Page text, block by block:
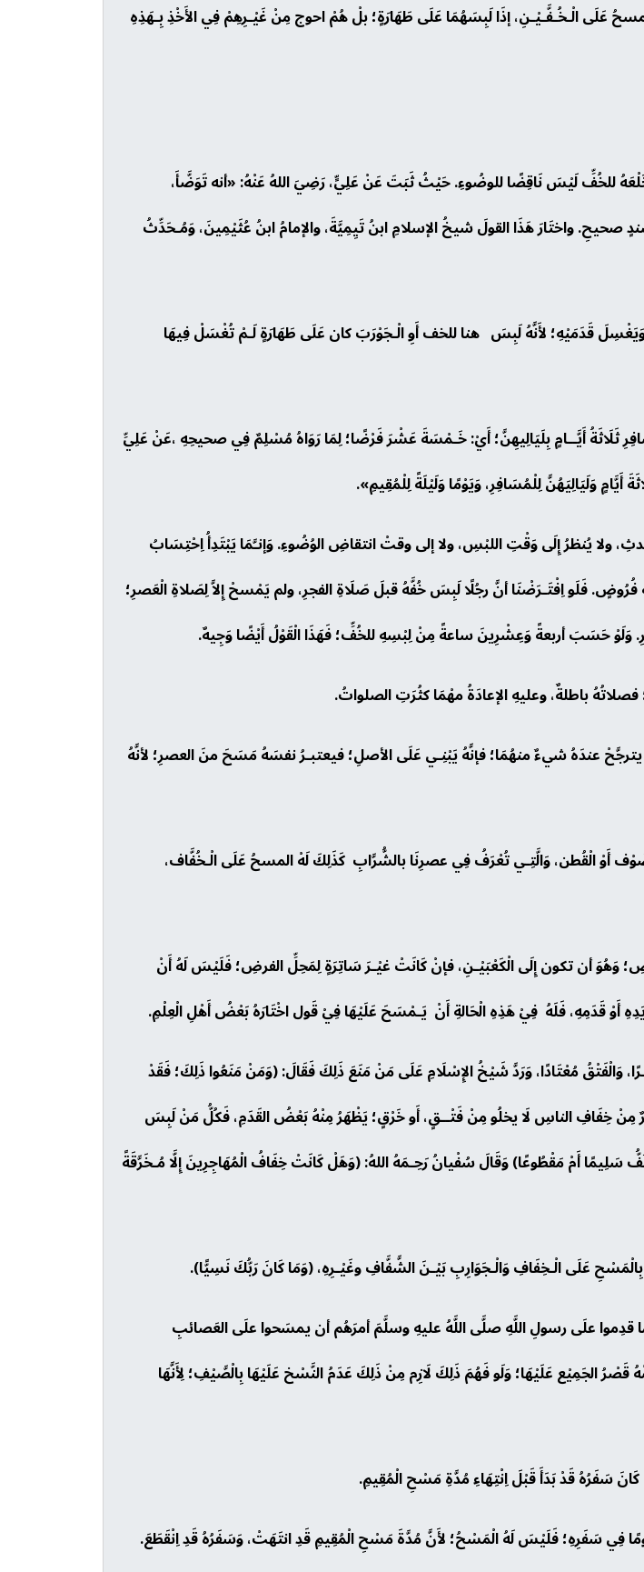
عَلَى الْـخُـفَّـيْـنِ، إذَا لَبِسَهُمَا عَلَى طَهَارَةٍ؛ بلْ هُمْ احوج مِنْ غَيْـرِهِمْ فِي الأَخْذِ بِـهَذِهِ
خَلْعَهُ للخُفِّ لَيْسَ نَاقِضًا للوضُوءِ. حَيْثُ ثَبَتَ عَنْ عَلِيٍّ، رَضِيَ اللهُ عَنْهُ: «أنه تَوَضَّأَ،
واختَارَ هَذَا القولَ شيخُ الإسلامِ ابنُ تَيِمِيَّةَ، والإمامُ ابنُ عُثَيْمِينَ، وَمُـحَدِّثُ
قَدَمَيْهِ؛ لأَنَّهُ لَبِسَ هنا للخف أَوِ الْـجَوْرَبَ كان عَلَى طَهَارَةٍ لَـمْ تُغْسَلْ فِيهَا
ثَلَاثَةُ أَيَّــامٍ بِلَيَالِيهِنَّ؛ أَيْ: خَـمْسَةَ عَشْرَ فَرْضًا؛ لِمَا رَوَاهُ مُسْلِمٌ فِي صحيحِهِ ،عَنْ عَلِيِّ
وَلَيَالِيَهُنَّ لِلْمُسَافِرِ، وَيَوْمًا وَلَيْلَةً لِلْمُقِيمِ».
يُنظرُ إِلَى وَقْتِ اللبْسِ، ولا إلى وقتْ انتقاضِ الوُضُوءِ. وَإنـَّمَا يَبْتَدِأُ اِحْتِسَابُ
فَلَو اِفْتَـرَضْنَا أنَّ رجُلًا لَبِسَ خُفَّهُ قبلَ صَلَاةِ الفجرِ، ولم يَمْسحْ إِلاَّ لِصَلاةِ الْعَصرِ؛
وَلَوْ حَسَبَ أربعةً وَعِشْرِينَ ساعةً مِنْ لِبْسِهِ للخُفِّ؛ فَهَذَا الْقَوْلُ أَيْضًا وَجِيهٌ.
باطلةٌ، وعليهِ الإعادَةُ مهْمَا كثُرَتِ الصلواتُ.
عندَهُ شيءٌ منهُمَا؛ فإنَّهُ يَبْنِـي عَلَى الأصلِ؛ فيعتبـرُ نفسَهُ مَسَحَ منَ العصرِ؛ لأنَّهُ
أَوْ الْقُطن، وَالَّتِـي تُعْرَفُ فِي عصرِنَا بالشُّرَّابِ كَذَلِكَ لَهْ المسحُ عَلَى الْـخُفَّاف،
وَهُوَ أن تكون إِلَى الْكَعْبَيْـنِ، فإنْ كَانَتْ غيْـرَ سَاتِرَةٍ لِمَحِلِّ الفرضِ؛ فَلَيْسَ لَهُ أَنْ
أَوْ قَدَمِهِ، فَلَهُ فِيْ هَذِهِ الْحَالةِ أَنْ يَـمْسَحَ عَلَيْهَا فِيْ قَول اخْتَارَهُ بَعْضُ أَهْلِ الْعِلْمِ.
وَالْفَتْقُ مُعْتَادًا، وَرَدَّ شَيْخُ الإِسْلَامِ عَلَى مَنْ مَنَعَ ذَلِكَ فَقَالَ: (وَمَنْ مَنَعُوا ذَلِكَ؛ فَقَدْ
مِنْ خِفَافِ الناسِ لَا يخلُو مِنْ فَتْــقٍ، أَو خَرْقٍ؛ يَظْهَرُ مِنْهُ بَعْضُ القَدَمِ، فَكُلُّ مَنْ لَبِسَ
سَلِيمًا أَمْ مَقْطُوعًا) وَقَالَ سُفْيانُ رَحِـمَهُ اللهُ: (وَهَلْ كَانَتْ خِفَافُ الْمُهَاجِرِينَ إِلَّا مُـخَرَّقَةً
عَلَى الْـخِفَافِ وَالْـجَوَارِبِ بَيْـنَ الشَّفَّافِ وغَيْـرِهِ، (وَمَا كَانَ رَبُّكَ نَسِيًّا).
علَى رسولِ اللَّهِ صلَّى اللَّهُ عليهِ وسلَّمَ أمرَهُم أن يمسَحوا علَى العَصائبِ
قَصْرُ الجَمِيْع عَلَيْهَا؛ وَلَو فَهُمَ ذَلِكَ لَازِم مِنْ ذَلِكَ عَدَمُ النَّسْخ عَلَيْهَا بِالْصَّيْفِ؛ لِأَنَّهَا
سَفَرُهُ قَدْ بَدَأَ قَبْلَ اِنْتِهَاءِ مُدَّةِ مَسْحِ الْمُقِيمِ.
فِي سَفَرِهِ؛ فَلَيْسَ لَهُ الْمَسْحُ؛ لأَنَّ مُدَّةَ مَسْحِ الْمُقِيمِ قَدِ انتَهَتْ، وَسَفَرُهُ قَدِ اِنْقَطَعَ.